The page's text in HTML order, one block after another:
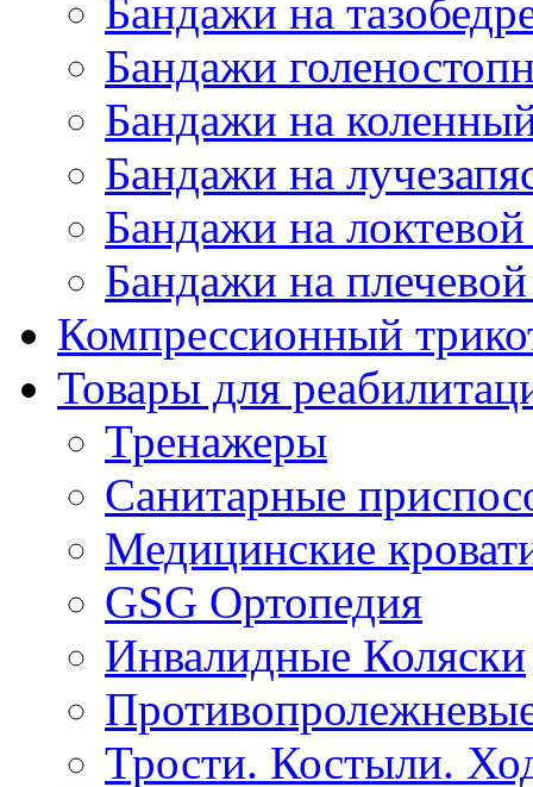
Бандажи на
Бандажи
Бандажи на
Бандажи на
Бандажи на локтевой
Бандажи на плечевой
Компрессионный
Товары для
Тренажеры
Санитарные
Медицинские
GSG Ортопедия
Инвалидные Коляски
Трости. Костыли.